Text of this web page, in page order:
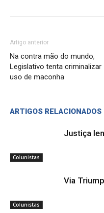
Artigo anterior
Na contra mão do mundo,
Legislativo tenta criminalizar
uso de maconha
ARTIGOS RELACIONADOS
Colunistas
Justiça
Colunistas
Via